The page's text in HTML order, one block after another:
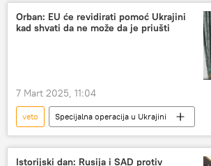
Viktor Orban
Ukrajina
Evropska unija (EU)
fond
Orban: EU će revidirati pomoć Ukrajini
kad shvati da ne može da je priušti
7 Mart 2025, 11:04
veto
Specijalna operacija u Ukrajini
Specijalna vojna operacija u Ukrajini – vesti
Viktor Orban
Mađarska
Istorijski dan: Rusija i SAD protiv